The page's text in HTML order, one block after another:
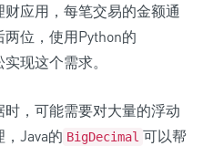
财应用，每笔交易的金额通
位，使用Python的
现这个需求。
时，可能需要对大量的浮动
Java的 BigDecimal 可以帮